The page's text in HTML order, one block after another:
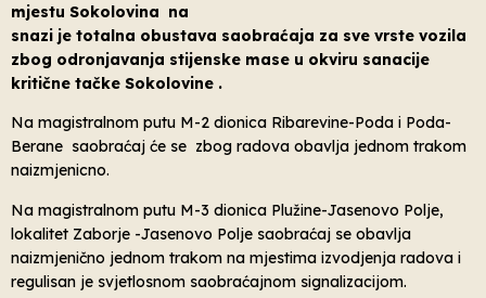
mjestu Sokolovina na
snazi je totalna obustava saobraćaja za sve vrste vozila
zbog odronjavanja stijenske mase u okviru sanacije
kritične tačke Sokolovine .
Na magistralnom putu M-2 dionica Ribarevine-Poda i Poda-
Berane saobraćaj će se zbog radova obavlja jednom trakom
naizmjenicno.
Na magistralnom putu M-3 dionica Plužine-Jasenovo Polje,
lokalitet Zaborje -Jasenovo Polje saobraćaj se obavlja
naizmjenično jednom trakom na mjestima izvodjenja radova i
regulisan je svjetlosnom saobraćajnom signalizacijom.